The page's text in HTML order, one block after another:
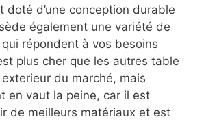
doté d’une conception durable
également une variété de
répondent à vos besoins
plus cher que les autres table
du marché, mais
en vaut la peine, car il est
de meilleurs matériaux et est